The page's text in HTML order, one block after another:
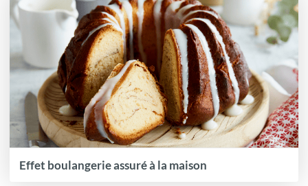
Effet boulangerie assuré à la maison